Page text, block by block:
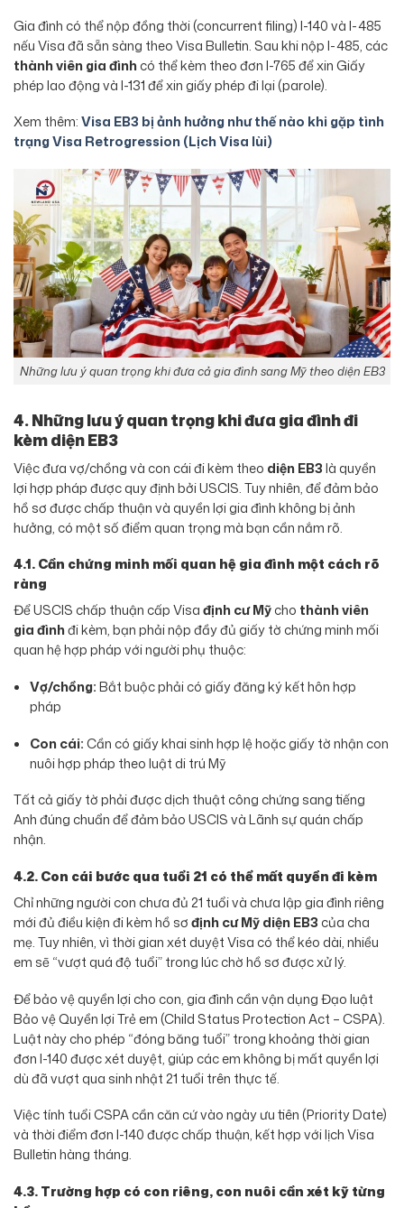
Gia đình có thể nộp đồng thời (concurrent filing) I-140 và I-485
nếu Visa đã sẵn sàng theo Visa Bulletin. Sau khi nộp I-485, các
thành viên gia đìnhcó thể kèm theo đơn I-765 để xin Giấy
phép lao động và I-131 để xin giấy phép đi lại (parole).
Xem thêm:Visa EB3 bị ảnh hưởng như thế nào khi gặp tình
trạng Visa Retrogression (Lịch Visa lùi)
Những lưu ý quan trọng khi đưa cả gia đình sang Mỹ theo diện EB3
4. Những lưu ý quan trọng khi đưa gia đình đi
kèm diện EB3
Việc đưa vợ/chồng và con cái đi kèm theo diện EB3là quyền
lợi hợp pháp được quy định bởi USCIS. Tuy nhiên, để đảm bảo
hồ sơ được chấp thuận và quyền lợi gia đình không bị ảnh
hưởng, có một số điểm quan trọng mà bạn cần nắm rõ.
4.1. Cần chứng minh mối quan hệ gia đình một cách rõ
ràng
Để USCIS chấp thuận cấp Visađịnh cư Mỹcho thành viên
gia đìnhđi kèm, bạn phải nộp đầy đủ giấy tờ chứng minh mối
quan hệ hợp pháp với người phụ thuộc:
Vợ/chồng:Bắt buộc phải có giấy đăng ký kết hôn hợp
pháp
Con cái:Cần có giấy khai sinh hợp lệ hoặc giấy tờ nhận con
nuôi hợp pháp theo luật di trú Mỹ
Tất cả giấy tờ phải được dịch thuật công chứng sang tiếng
Anh đúng chuẩn để đảm bảo USCIS và Lãnh sự quán chấp
nhận.
4.2. Con cái bước qua tuổi 21 có thể mất quyền đi kèm
Chỉ những người con chưa đủ 21 tuổi và chưa lập gia đình riêng
mới đủ điều kiện đi kèm hồ sơđịnh cư Mỹ diện EB3 của cha
mẹ. Tuy nhiên, vì thời gian xét duyệt Visa có thể kéo dài, nhiều
em sẽ “vượt quá độ tuổi” trong lúc chờ hồ sơ được xử lý.
Để bảo vệ quyền lợi cho con, gia đình cần vận dụng Đạo luật
Bảo vệ Quyền lợi Trẻ em (Child Status Protection Act – CSPA).
Luật này cho phép “đóng băng tuổi” trong khoảng thời gian
đơn I-140 được xét duyệt, giúp các em không bị mất quyền lợi
dù đã vượt qua sinh nhật 21 tuổi trên thực tế.
Việc tính tuổi CSPA cần căn cứ vào ngày ưu tiên (Priority Date)
và thời điểm đơn I-140 được chấp thuận, kết hợp với lịch Visa
Bulletin hàng tháng.
4.3. Trường hợp có con riêng, con nuôi cần xét kỹ từng